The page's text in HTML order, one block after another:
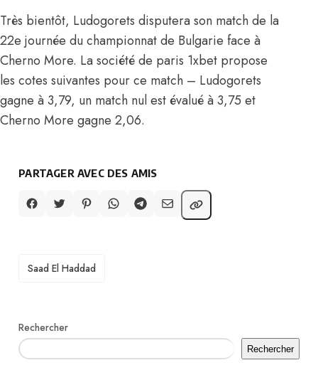
Très bientôt, Ludogorets disputera son match de la
22e journée du championnat de Bulgarie face à
Cherno More. La société de paris 1xbet propose
les cotes suivantes pour ce match – Ludogorets
gagne à 3,79, un match nul est évalué à 3,75 et
Cherno More gagne 2,06.
PARTAGER AVEC DES AMIS
TAGS
Saad El Haddad
Rechercher
Rechercher